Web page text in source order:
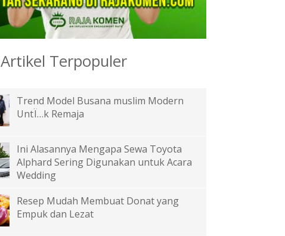
Artikel Terpopuler
Trend Model Busana muslim Modern
UntÏ…k Remaja
Ini Alasannya Mengapa Sewa Toyota
Alphard Sering Digunakan untuk Acara
Wedding
Resep Mudah Membuat Donat yang
Empuk dan Lezat